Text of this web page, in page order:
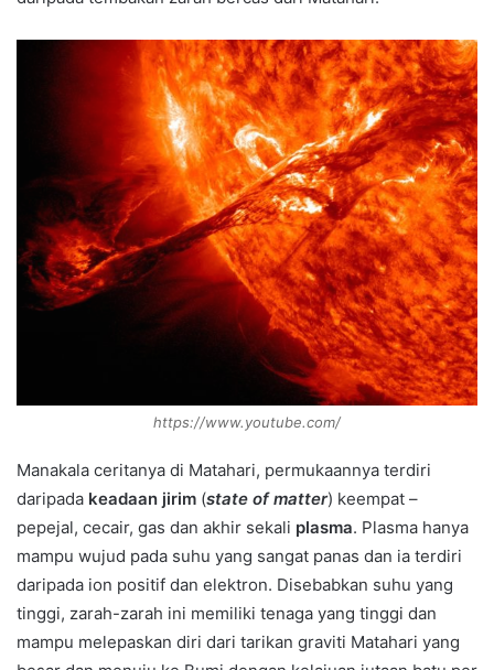
https://www.youtube.com/
Manakala ceritanya di Matahari, permukaannya terdiri
daripada keadaan jirim (state of matter) keempat –
pepejal, cecair, gas dan akhir sekali plasma. Plasma hanya
mampu wujud pada suhu yang sangat panas dan ia terdiri
daripada ion positif dan elektron. Disebabkan suhu yang
tinggi, zarah-zarah ini memiliki tenaga yang tinggi dan
mampu melepaskan diri dari tarikan graviti Matahari yang